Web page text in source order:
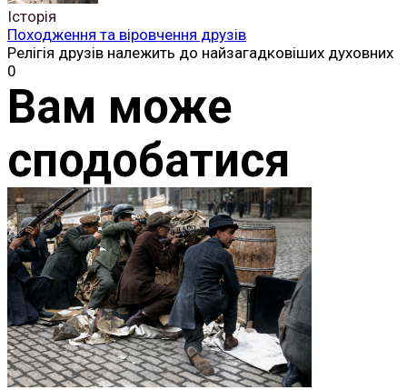
Історія
Походження та віровчення друзів
Релігія друзів належить до найзагадковіших духовних
0
Вам може
сподобатися